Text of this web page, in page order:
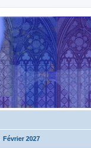
Février 2027